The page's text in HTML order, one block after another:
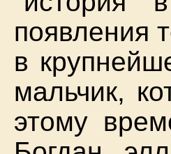
появления
в
мальчик,
этому